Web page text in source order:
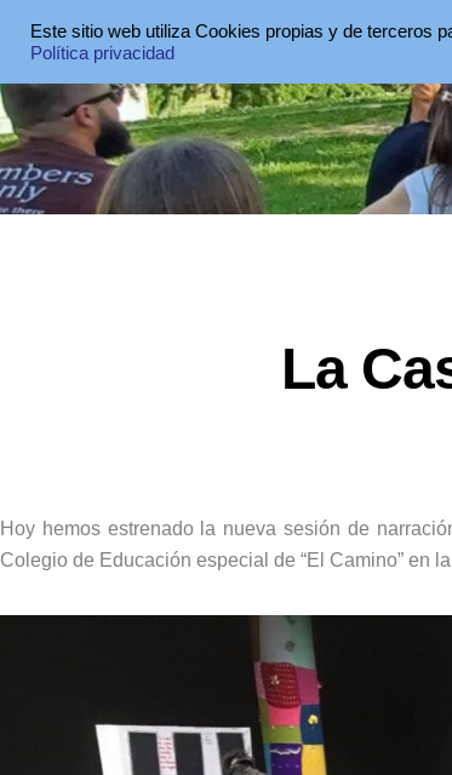
La
Hoy hemos estrenado la nueva sesión de
Colegio de Educación especial de “El Camino” en
Este sitio web utiliza Cookies propias y de terceros
Política privacidad